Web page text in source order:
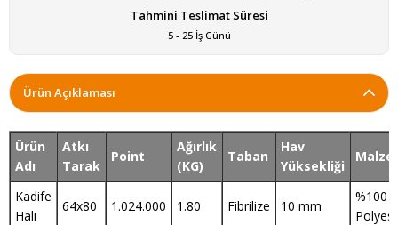
Tahmini Teslimat Süresi
5 - 25 İş Günü
Ürün Açıklaması
Ürün
Adı
Atkı
Tarak
Point
Ağırlık
(KG)
Taban
Hav
Yüksekliği
Kadife
Halı
64x80 1.024.000 1.80 Fibrilize 10 mm
%100